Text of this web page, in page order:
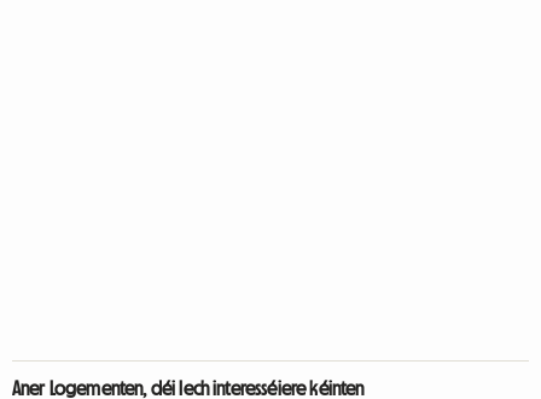
Aner Logementen, déi Iech interesséiere kéinten